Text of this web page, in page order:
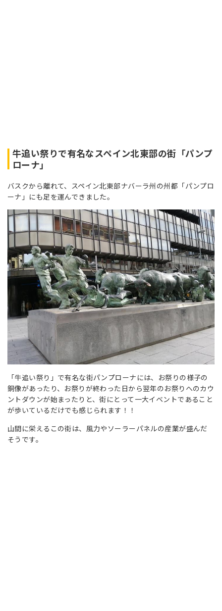
牛追い祭りで有名なスペイン北東部の街「パンプ
ローナ」
バスクから離れて、スペイン北東部ナバーラ州の州都「パンプロ
ーナ」にも足を運んできました。
「牛追い祭り」で有名な街パンプローナには、お祭りの様子の
銅像があったり、お祭りが終わった日から翌年のお祭りへのカウ
ントダウンが始まったりと、街にとって一大イベントであること
が歩いているだけでも感じられます！！
山間に栄えるこの街は、風力やソーラーパネルの産業が盛んだ
そうです。